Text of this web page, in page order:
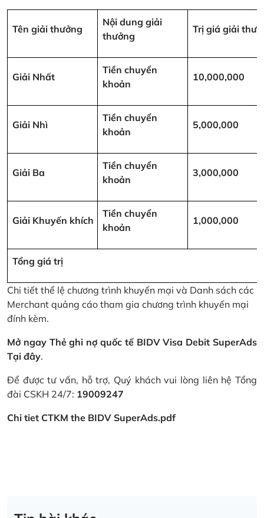
Tên giải thưởng
Nội dung giải
thưởng
Trị giá giải
Giải Nhất
Tiền chuyển
khoản
10,000,000
Giải Nhì
Tiền chuyển
khoản
5,000,000
Giải Ba
Tiền chuyển
khoản
3,000,000
Giải Khuyến khích
Tiền chuyển
khoản
1,000,000
Tổng giá trị
Chi tiết thể lệ chương trình khuyến mại và Danh sách các
Merchant quảng cáo tham gia chương trình khuyến mại
đính kèm.
Mở ngay Thẻ ghi nợ quốc tế BIDV Visa Debit SuperAds
Tại đây.
Để được tư vấn, hỗ trợ, Quý khách vui lòng liên hệ Tổng
đài CSKH 24/7: 19009247
Chi tiet CTKM the BIDV SuperAds.pdf